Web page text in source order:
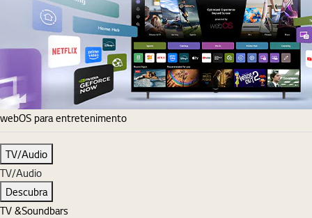
webOS para entretenimento
TV/Audio
TV/Audio
Descubra
TV &Soundbars